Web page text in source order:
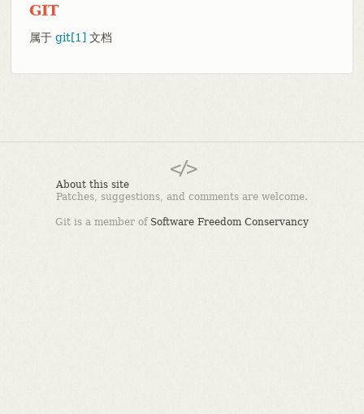
GIT
属于 git[1] 文档
About this site
Patches, suggestions, and comments are welcome.
Git is a member of Software Freedom Conservancy